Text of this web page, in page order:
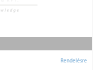
Rendelésre